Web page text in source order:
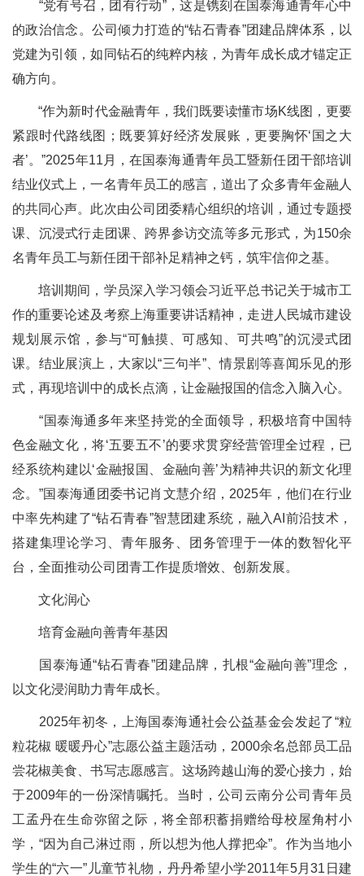
“党有号召，团有行动”，这是镌刻在国泰海通青年心中
的政治信念。公司倾力打造的“钻石青春”团建品牌体系，以
党建为引领，如同钻石的纯粹内核，为青年成长成才锚定正
确方向。
“作为新时代金融青年，我们既要读懂市场K线图，更要
紧跟时代路线图；既要算好经济发展账，更要胸怀‘国之大
者’。”2025年11月，在国泰海通青年员工暨新任团干部培训
结业仪式上，一名青年员工的感言，道出了众多青年金融人
的共同心声。此次由公司团委精心组织的培训，通过专题授
课、沉浸式行走团课、跨界参访交流等多元形式，为150余
名青年员工与新任团干部补足精神之钙，筑牢信仰之基。
培训期间，学员深入学习领会习近平总书记关于城市工
作的重要论述及考察上海重要讲话精神，走进人民城市建设
规划展示馆，参与“可触摸、可感知、可共鸣”的沉浸式团
课。结业展演上，大家以“三句半”、情景剧等喜闻乐见的形
式，再现培训中的成长点滴，让金融报国的信念入脑入心。
“国泰海通多年来坚持党的全面领导，积极培育中国特
色金融文化，将‘五要五不’的要求贯穿经营管理全过程，已
经系统构建以‘金融报国、金融向善’为精神共识的新文化理
念。”国泰海通团委书记肖文慧介绍，2025年，他们在行业
中率先构建了“钻石青春”智慧团建系统，融入AI前沿技术，
搭建集理论学习、青年服务、团务管理于一体的数智化平
台，全面推动公司团青工作提质增效、创新发展。
文化润心
培育金融向善青年基因
国泰海通“钻石青春”团建品牌，扎根“金融向善”理念，
以文化浸润助力青年成长。
2025年初冬，上海国泰海通社会公益基金会发起了“粒
粒花椒 暖暖丹心”志愿公益主题活动，2000余名总部员工品
尝花椒美食、书写志愿感言。这场跨越山海的爱心接力，始
于2009年的一份深情嘱托。当时，公司云南分公司青年员
工孟丹在生命弥留之际，将全部积蓄捐赠给母校屋角村小
学，“因为自己淋过雨，所以想为他人撑把伞”。作为当地小
学生的“六一”儿童节礼物，丹丹希望小学2011年5月31日建